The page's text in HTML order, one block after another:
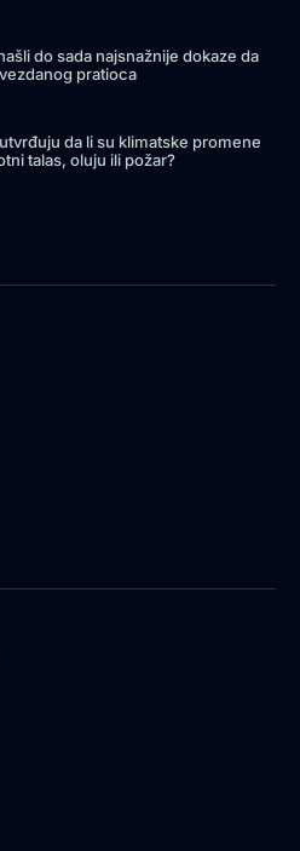
do sada najsnažnije dokaze da
pratioca
da li su klimatske promene
talas, oluju ili požar?